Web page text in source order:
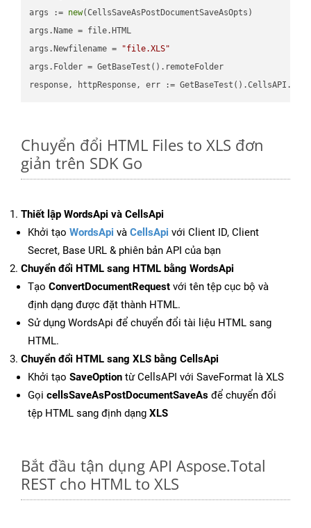
args := new(CellsSaveAsPostDocumentSaveAsOpts)
args.Name = file.HTML
args.Newfilename =
"file.XLS"
args.Folder = GetBaseTest().remoteFolder
Chuyển đổi HTML Files to XLS đơn
giản trên SDK Go
Thiết lập WordsApi và CellsApi
Khởi tạo WordsApi và CellsApi với Client ID, Client
Secret, Base URL & phiên bản API của bạn
Chuyển đổi HTML sang HTML bằng WordsApi
Tạo ConvertDocumentRequest với tên tệp cục bộ và
định dạng được đặt thành HTML.
Sử dụng WordsApi để chuyển đổi tài liệu HTML sang
HTML.
Chuyển đổi HTML sang XLS bằng CellsApi
Khởi tạo SaveOption từ CellsAPI với SaveFormat là XLS
Gọi cellsSaveAsPostDocumentSaveAs để chuyển đổi
tệp HTML sang định dạng XLS
Bắt đầu tận dụng API Aspose.Total
REST cho HTML to XLS